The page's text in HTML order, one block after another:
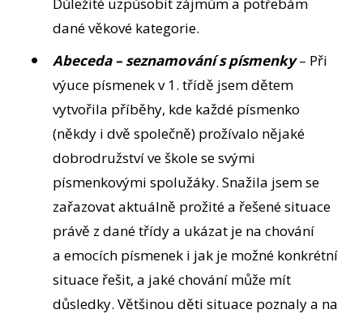
dané věkové kategorie.
Abeceda – seznamování s písmenky– Při
výuce písmenek v 1. třídě jsem dětem
vytvořila příběhy, kde každé písmenko
(někdy i dvě společně) prožívalo nějaké
dobrodružství ve škole se svými
písmenkovými spolužáky. Snažila jsem se
zařazovat aktuálně prožité a řešené situace
právě z dané třídy a ukázat je na chování
a emocích písmenek i jak je možné konkrétní
situace řešit, a jaké chování může mít
důsledky. Většinou děti situace poznaly a na